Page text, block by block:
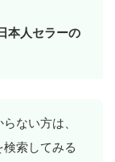
本人セラーの
ない方は、
索してみる